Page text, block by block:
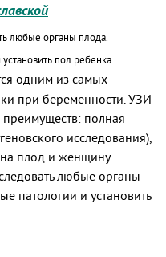
любые органы плода.
пол ребенка.
одним из самых
при беременности. УЗИ
полная
исследования),
плод и женщину.
любые органы
патологии и установить